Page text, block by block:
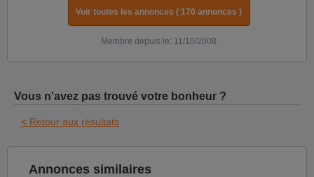
Voir toutes les annonces ( 170 annonces )
Membre depuis le: 11/10/2008
Vous n'avez pas trouvé votre bonheur ?
< Retour aux résultats
Annonces similaires